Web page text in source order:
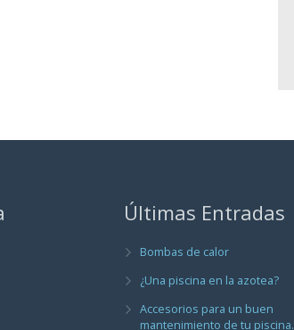
Últimas Entradas
Bombas de calor
¿Una piscina en la azotea?
Accesorios para un buen
mantenimiento de tu piscina.